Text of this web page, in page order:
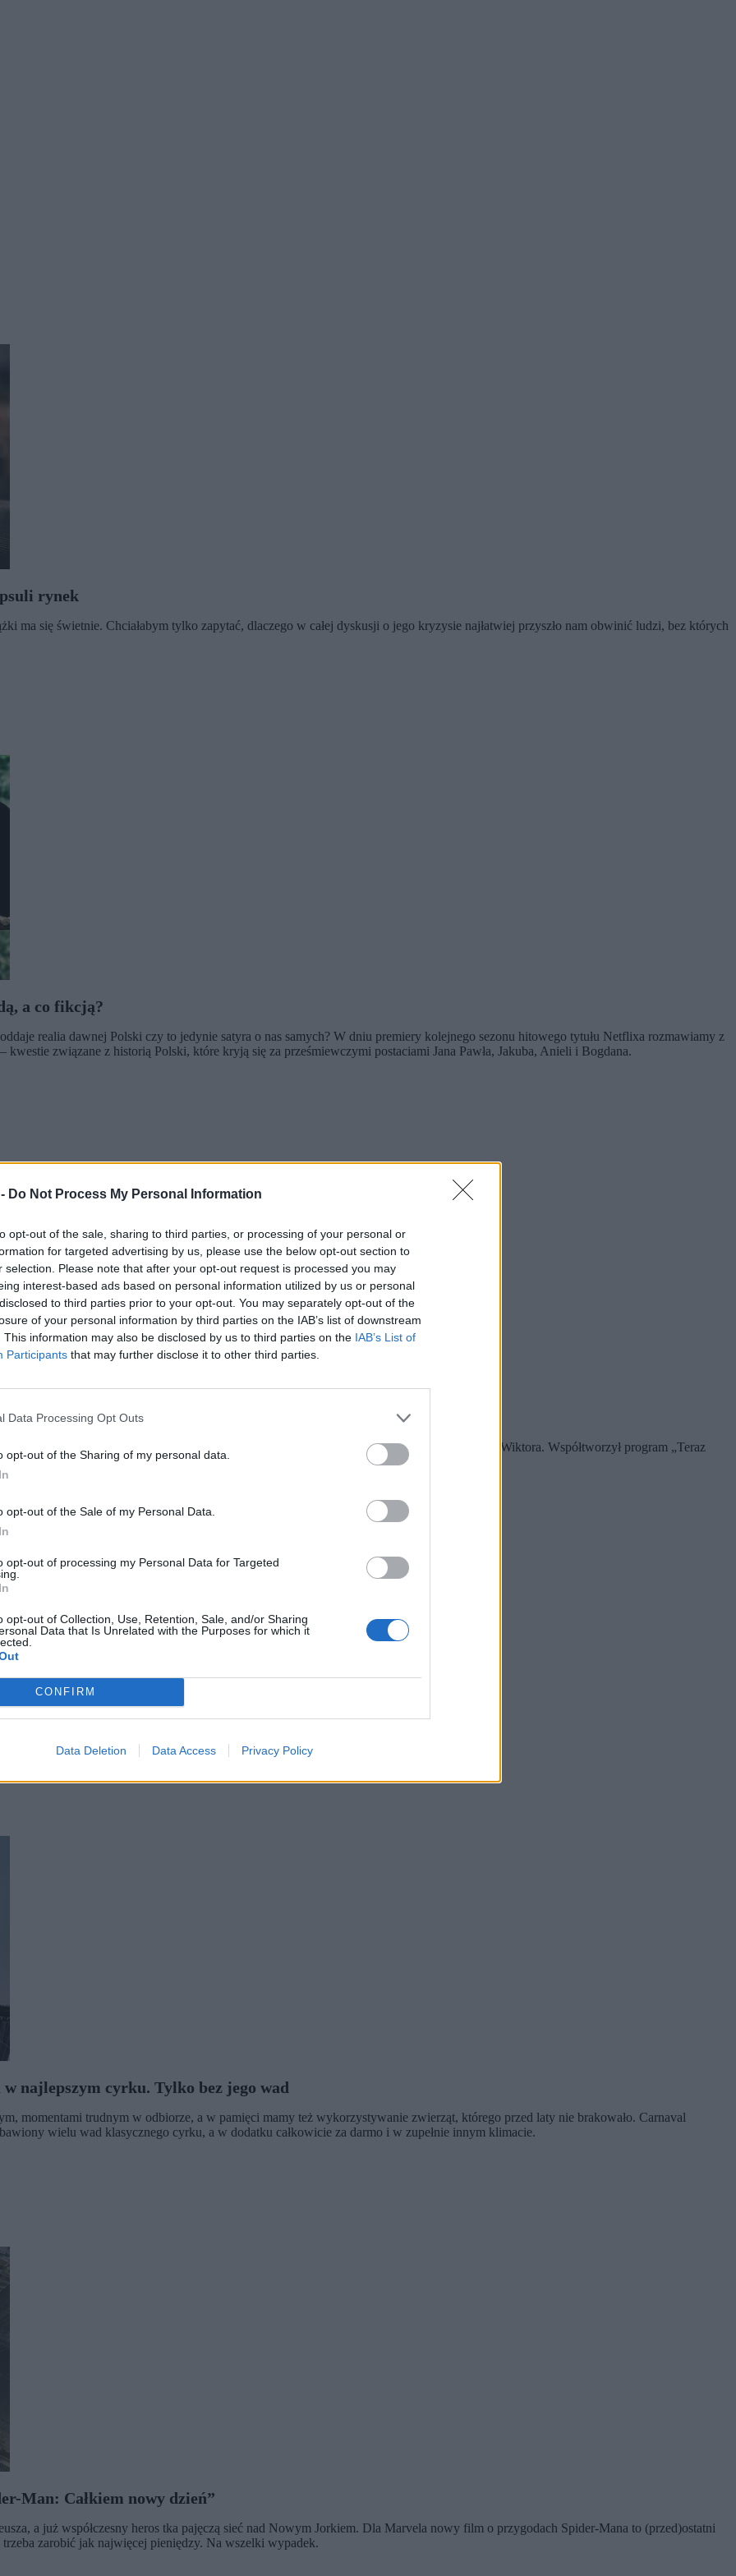
Do Not Process My Personal Information
opt-out of the sale, sharing to third parties, or processing of your personal or
for targeted advertising by us, please use the below opt-out section to
selection. Please note that after your opt-out request is processed you may
interest-based ads based on personal information utilized by us or personal
to third parties prior to your opt-out. You may separately opt-out of the
of your personal information by third parties on the IAB’s list of downstream
This information may also be disclosed by us to third parties on the IAB’s List of
Participants that may further disclose it to other third parties.
Data Processing Opt Outs
opt-out of the Sharing of my personal data.
opt-out of the Sale of my Personal Data.
opt-out of processing my Personal Data for Targeted
opt-out of Collection, Use, Retention, Sale, and/or Sharing
Data that Is Unrelated with the Purposes for which it
CONFIRM
Data Deletion Data Access Privacy Policy
rynek
ma się świetnie. Chciałabym tylko zapytać, dlaczego w całej dyskusji o jego kryzysie najłatwiej przyszło nam obwinić ludzi, bez których
a co fikcją?
realia dawnej Polski czy to jedynie satyra o nas samych? W dniu premiery kolejnego sezonu hitowego tytułu Netflixa rozmawiamy z
kwestie związane z historią Polski, które kryją się za prześmiewczymi postaciami Jana Pawła, Jakuba, Anieli i Bogdana.
69 lat
Zet oraz TVN24. Był zdobywcą Grand Press, Nagrody im. Andrzeja Woyciechowskiego i Wiktora. Współtworzył program „Teraz
najlepszym cyrku. Tylko bez jego wad
momentami trudnym w odbiorze, a w pamięci mamy też wykorzystywanie zwierząt, którego przed laty nie brakowało. Carnaval
wielu wad klasycznego cyrku, a w dodatku całkowicie za darmo i w zupełnie innym klimacie.
Man: Całkiem nowy dzień”
a już współczesny heros tka pajęczą sieć nad Nowym Jorkiem. Dla Marvela nowy film o przygodach Spider-Mana to (przed)ostatni
zarobić jak najwięcej pieniędzy. Na wszelki wypadek.